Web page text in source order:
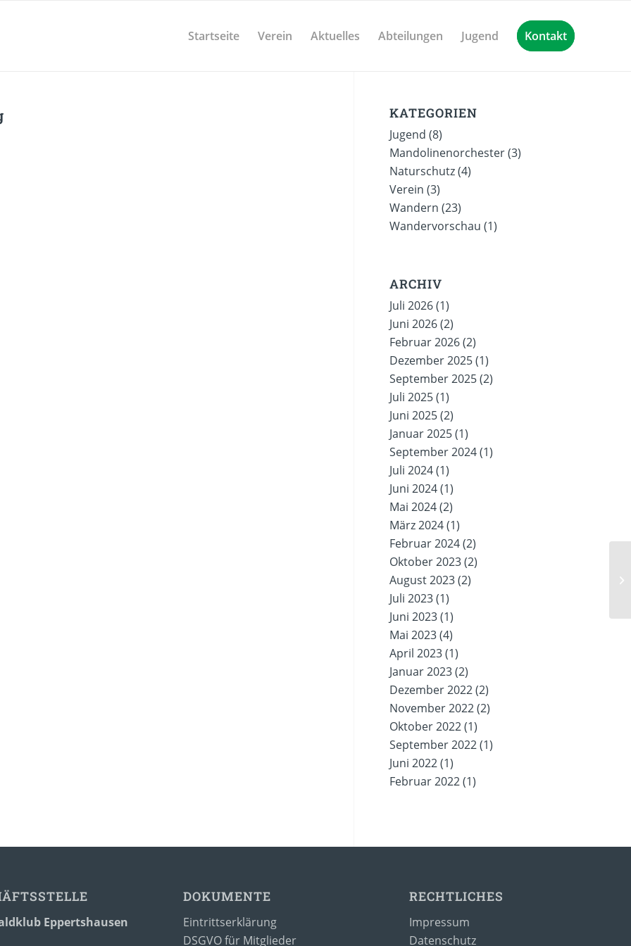
Startseite Verein Aktuelles Abteilungen Jugend Kontakt
KATEGORIEN
Jugend (8)
Mandolinenorchester(3)
Naturschutz(4)
Verein (3)
Wandern (23)
Wandervorschau (1)
ARCHIV
Juli 2026(1)
Juni 2026(2)
Februar 2026(2)
Dezember 2025(1)
September 2025(2)
Juli 2025(1)
Juni 2025(2)
Januar 2025(1)
September 2024(1)
Juli 2024(1)
Juni 2024(1)
Mai 2024(2)
März 2024(1)
Februar 2024(2)
Oktober 2023(2)
August 2023(2)
Juli 2023(1)
Juni 2023(1)
Mai 2023(4)
April 2023(1)
Januar 2023(2)
Dezember 2022(2)
November 2022(2)
Oktober 2022(1)
September 2022(1)
Juni 2022(1)
Februar 2022(1)
Eppertshausen
DOKUMENTE
Eintrittserklärung
DSGVO für Mitglieder
RECHTLICHES
Impressum
Datenschutz